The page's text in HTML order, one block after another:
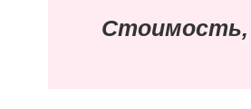
Стоимость,